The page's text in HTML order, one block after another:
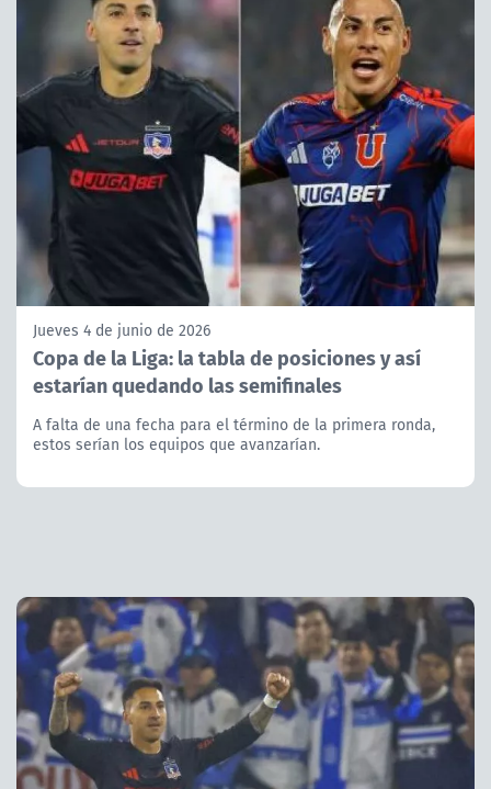
Jueves 4 de junio de 2026
Copa de la Liga: la tabla de posiciones y así
estarían quedando las semifinales
A falta de una fecha para el término de la primera ronda,
estos serían los equipos que avanzarían.